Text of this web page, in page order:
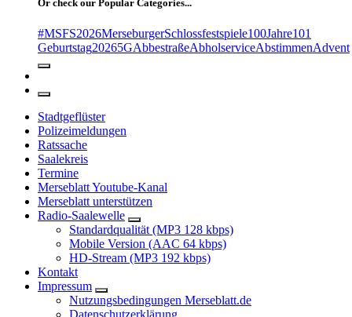
Or check our Popular Categories...
#MSFS2026MerseburgerSchlossfestspiele100Jahre101
Geburtstag20265GAbbestraßeAbholserviceAbstimmenAdvent
Stadtgeflüster
Polizeimeldungen
Ratssache
Saalekreis
Termine
Merseblatt Youtube-Kanal
Merseblatt unterstützen
Radio-Saalewelle
Standardqualität (MP3 128 kbps)
Mobile Version (AAC 64 kbps)
HD-Stream (MP3 192 kbps)
Kontakt
Impressum
Nutzungsbedingungen Merseblatt.de